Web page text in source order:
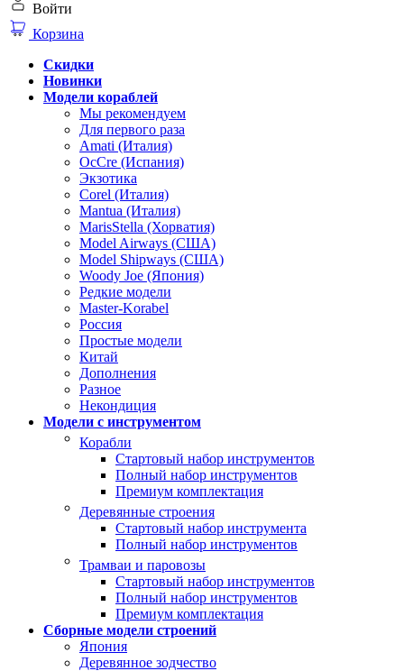
Войти
Корзина
Скидки
Новинки
Модели кораблей
Мы рекомендуем
Для первого раза
Amati (Италия)
OcCre (Испания)
Экзотика
Corel (Италия)
Mantua (Италия)
MarisStella (Хорватия)
Model Airways (США)
Model Shipways (США)
Woody Joe (Япония)
Редкие модели
Master-Korabel
Россия
Простые модели
Китай
Дополнения
Разное
Некондиция
Модели с инструментом
Корабли
Стартовый набор инструментов
Полный набор инструментов
Премиум комплектация
Деревянные строения
Стартовый набор инструмента
Полный набор инструментов
Трамваи и паровозы
Стартовый набор инструментов
Полный набор инструментов
Премиум комплектация
Сборные модели строений
Япония
Деревянное зодчество